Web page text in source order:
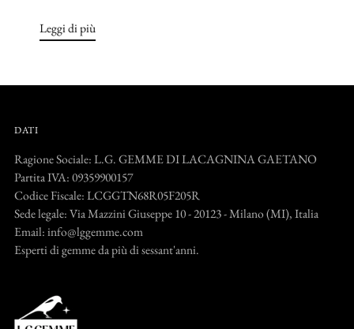
Leggi di più
DATI
Ragione Sociale: L.G. GEMME DI LACAGNINA GAETANO
Partita IVA: 09359900157
Codice Fiscale: LCGGTN68R05F205R
Sede legale: Via Mazzini Giuseppe 10 - 20123 - Milano (MI), Italia
Email: info@lggemme.com
Esperti di gemme da più di sessant'anni.